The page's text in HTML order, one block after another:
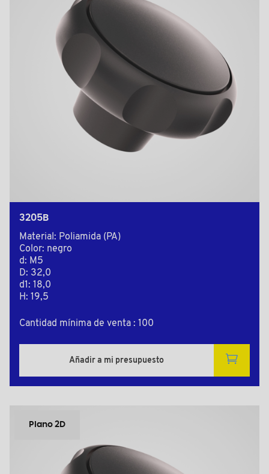
3205B
Material: Poliamida (PA)
Color: negro
d: M5
D: 32,0
d1: 18,0
H: 19,5
Cantidad mínima de venta : 100
Añadir a mi presupuesto
Plano 2D